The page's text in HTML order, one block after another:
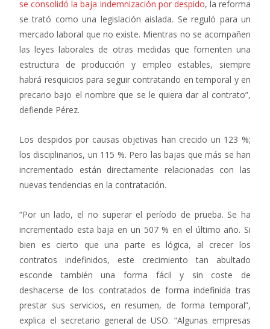
se consolidó la baja indemnización por despido, la reforma
se trató como una legislación aislada. Se reguló para un
mercado laboral que no existe. Mientras no se acompañen
las leyes laborales de otras medidas que fomenten una
estructura de producción y empleo estables, siempre
habrá resquicios para seguir contratando en temporal y en
precario bajo el nombre que se le quiera dar al contrato”,
defiende Pérez.
Los despidos por causas objetivas han crecido un 123 %;
los disciplinarios, un 115 %. Pero las bajas que más se han
incrementado están directamente relacionadas con las
nuevas tendencias en la contratación.
“Por un lado, el no superar el período de prueba. Se ha
incrementado esta baja en un 507 % en el último año. Si
bien es cierto que una parte es lógica, al crecer los
contratos indefinidos, este crecimiento tan abultado
esconde también una forma fácil y sin coste de
deshacerse de los contratados de forma indefinida tras
prestar sus servicios, en resumen, de forma temporal”,
explica el secretario general de USO. “Algunas empresas